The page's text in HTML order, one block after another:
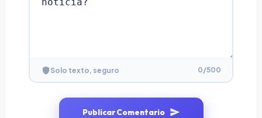
Solo texto, seguro 0/500
Publicar Comentario